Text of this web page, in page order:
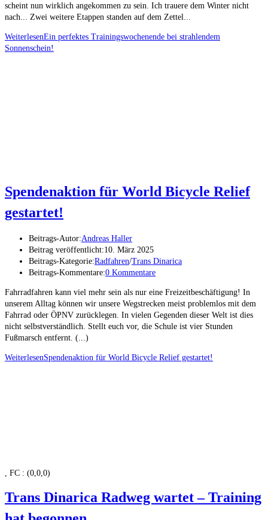
scheint nun wirklich angekommen zu sein. Ich trauere dem Winter nicht
nach... Zwei weitere Etappen standen auf dem Zettel...
WeiterlesenEin perfektes Trainingswochenende bei strahlendem
Sonnenschein!
Spendenaktion für World Bicycle Relief
gestartet!
Beitrags-Autor:Andreas Haller
Beitrag veröffentlicht:10. März 2025
Beitrags-Kategorie:Radfahren/Trans Dinarica
Beitrags-Kommentare:0 Kommentare
Fahrradfahren kann viel mehr sein als nur eine Freizeitbeschäftigung! In
unserem Alltag können wir unsere Wegstrecken meist problemlos mit dem
Fahrrad oder ÖPNV zurücklegen. In vielen Gegenden dieser Welt ist dies
nicht selbstverständlich. Stellt euch vor, die Schule ist vier Stunden
Fußmarsch entfernt. (...)
WeiterlesenSpendenaktion für World Bicycle Relief gestartet!
, FC : (0,0,0)
Trans Dinarica Radweg wartet – Training